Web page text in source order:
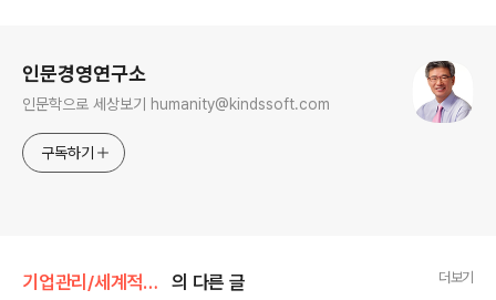
인문경영연구소
인문학으로 세상보기 humanity@kindssoft.com
구독하기
기업관리/세계적인 경영 구루들의 경영비법 의 다른 글 더보기